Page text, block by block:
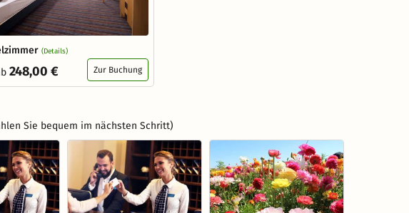
(Details)
248,00 € Zur Buchung
Sie bequem im nächsten Schritt)